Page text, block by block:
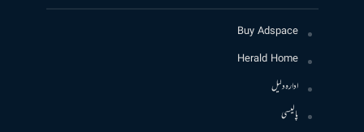
Buy Adspace
Herald Home
ادارہ دلیل
پالیسی